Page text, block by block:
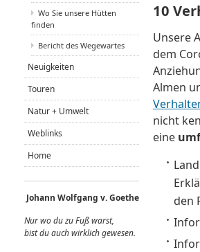
10
Unsere
dem
Almen
nicht
eine
den
Wo Sie unsere Hütten
finden
Bericht des Wegewartes
Neuigkeiten
Touren
Natur + Umwelt
Weblinks
Home
Johann Wolfgang v. Goethe
Nur wo du zu Fuß warst,
bist du auch wirklich gewesen.